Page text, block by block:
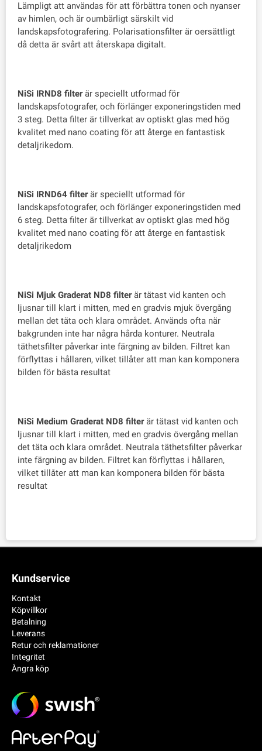
Lämpligt att användas för att förbättra tonen och nyanser
av himlen, och är oumbärligt särskilt vid
landskapsfotografering. Polarisationsfilter är oersättligt
då detta är svårt att återskapa digitalt.
NiSi IRND8 filterär speciellt utformad för
landskapsfotografer, och förlänger exponeringstiden med
3 steg. Detta filter är tillverkat av optiskt glas med hög
kvalitet med nano coating för att återge en fantastisk
detaljrikedom.
NiSi IRND64 filterär speciellt utformad för
landskapsfotografer, och förlänger exponeringstiden med
6 steg. Detta filter är tillverkat av optiskt glas med hög
kvalitet med nano coating för att återge en fantastisk
detaljrikedom
NiSi Mjuk Graderat ND8 filterär tätast vid kanten och
ljusnar till klart i mitten, med en gradvis mjuk övergång
mellan det täta och klara området. Används ofta när
bakgrunden inte har några hårda konturer. Neutrala
täthetsfilter påverkar inte färgning av bilden. Filtret kan
förflyttas i hållaren, vilket tillåter att man kan komponera
bilden för bästa resultat
NiSi Medium Graderat ND8 filterär tätast vid kanten och
ljusnar till klart i mitten, med en gradvis övergång mellan
det täta och klara området. Neutrala täthetsfilter påverkar
inte färgning av bilden. Filtret kan förflyttas i hållaren,
vilket tillåter att man kan komponera bilden för bästa
resultat
Kundservice
Kontakt
Köpvillkor
Betalning
Leverans
Retur och reklamationer
Integritet
Ångra köp